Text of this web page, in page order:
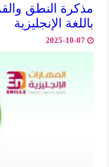
مذكرة النطق
باللغة الإنجليزية
2025-10-07